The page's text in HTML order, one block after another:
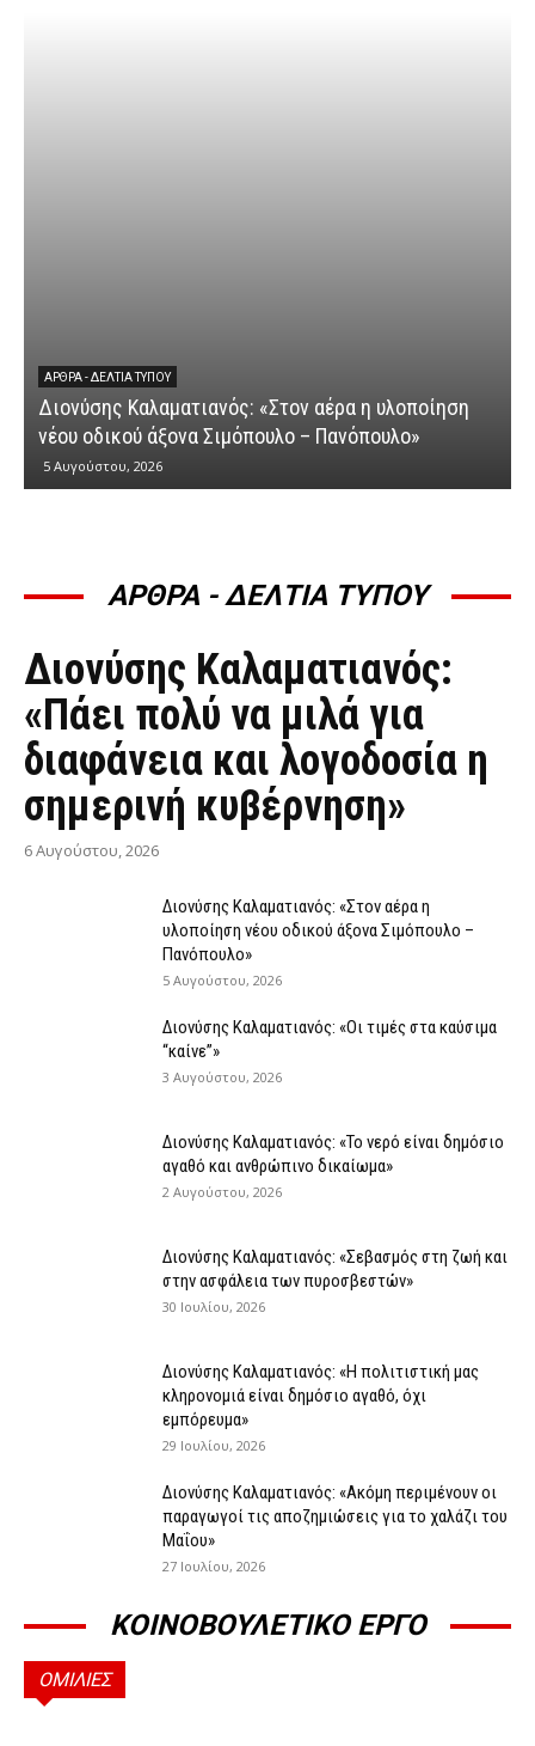
ΆΡΘΡΑ - ΔΕΛΤΊΑ ΤΎΠΟΥ
Διονύσης Καλαματιανός: «Στον αέρα η υλοποίηση
νέου οδικού άξονα Σιμόπουλο – Πανόπουλο»
5 Αυγούστου, 2026
ΑΡΘΡΑ - ΔΕΛΤΙΑ ΤΥΠΟΥ
ΆΡΘΡΑ - ΔΕΛΤΊΑ ΤΎΠΟΥ
Διονύσης Καλαματιανός:
«Πάει πολύ να μιλά για
διαφάνεια και λογοδοσία η
σημερινή κυβέρνηση»
6 Αυγούστου, 2026
Διονύσης Καλαματιανός: «Στον αέρα η
υλοποίηση νέου οδικού άξονα Σιμόπουλο –
Πανόπουλο»
5 Αυγούστου, 2026
Διονύσης Καλαματιανός: «Οι τιμές στα καύσιμα
“καίνε”»
3 Αυγούστου, 2026
Διονύσης Καλαματιανός: «Το νερό είναι δημόσιο
αγαθό και ανθρώπινο δικαίωμα»
2 Αυγούστου, 2026
Διονύσης Καλαματιανός: «Σεβασμός στη ζωή και
στην ασφάλεια των πυροσβεστών»
30 Ιουλίου, 2026
Διονύσης Καλαματιανός: «Η πολιτιστική μας
κληρονομιά είναι δημόσιο αγαθό, όχι
εμπόρευμα»
29 Ιουλίου, 2026
Διονύσης Καλαματιανός: «Ακόμη περιμένουν οι
παραγωγοί τις αποζημιώσεις για το χαλάζι του
Μαΐου»
27 Ιουλίου, 2026
ΚΟΙΝΟΒΟΥΛΕΤΙΚΟ ΕΡΓΟ
ΟΜΙΛΙΕΣ
ΟΜΙΛΊΕΣ